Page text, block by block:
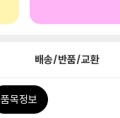
배송/반품/교환
품목정보